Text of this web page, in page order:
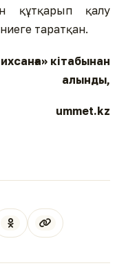
құтқарып қалу
таратқан.
кітабынан
алынды,
ummet.kz